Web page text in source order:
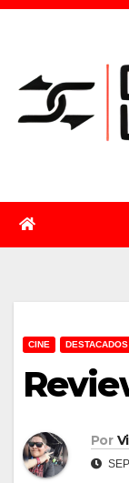
Saltar
CINE DESTACADOS
Por